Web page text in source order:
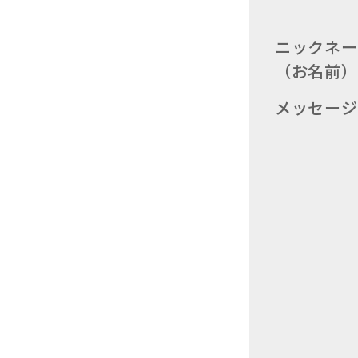
ニックネ
（お名前）
メッセージ